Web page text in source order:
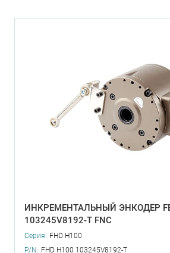
ИНКРЕМЕНТАЛЬНЫЙ ЭНКОДЕР
103245V8192-T FNC
Серия: FHD H100
P/N: FHD H100 103245V8192-T